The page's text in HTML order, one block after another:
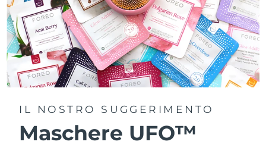
IL NOSTRO SUGGERIMENTO
Maschere UFO™